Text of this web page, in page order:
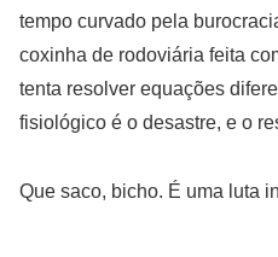
tempo curvado pela
coxinha de rodoviária feita
tenta resolver equações
fisiológico é o desastre, e o
Que saco, bicho. É uma luta